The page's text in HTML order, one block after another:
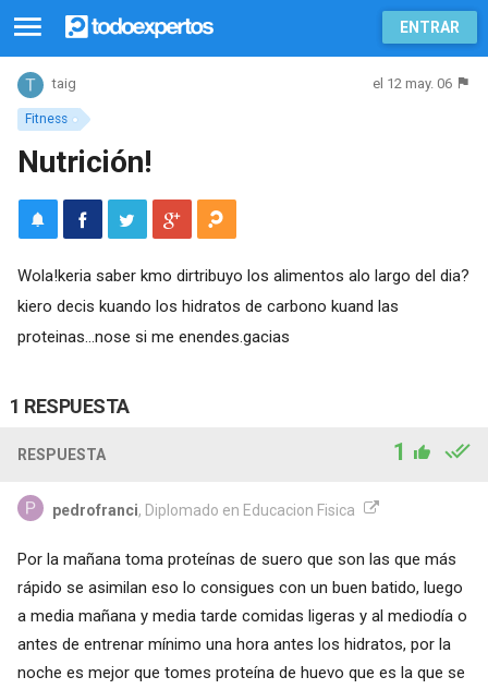
ENTRAR
Fitness
taig el 12 may. 06
Nutrición!
Wola!keria saber kmo dirtribuyo los alimentos alo largo del dia?
kiero decis kuando los hidratos de carbono kuand las
proteinas...nose si me enendes.gacias
1 RESPUESTA
RESPUESTA 1
pedrofranci, Diplomado en Educacion Fisica
Por la mañana toma proteínas de suero que son las que más
rápido se asimilan eso lo consigues con un buen batido, luego
a media mañana y media tarde comidas ligeras y al mediodía o
antes de entrenar mínimo una hora antes los hidratos, por la
noche es mejor que tomes proteína de huevo que es la que se